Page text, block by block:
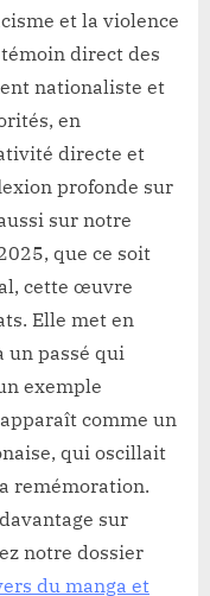
et la violence
direct des
nationaliste et
en
directe et
profonde sur
sur notre
que ce soit
cette œuvre
Elle met en
un passé qui
exemple
comme un
qui oscillait
remémoration.
sur
notre dossier
du manga et